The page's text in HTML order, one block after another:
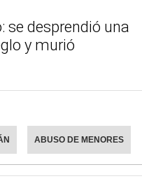
se desprendió una
y murió
ABUSO DE MENORES